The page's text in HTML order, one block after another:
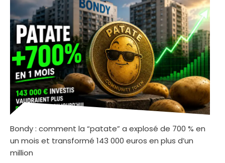
Bondy : comment la “patate” a explosé de 700 % en
un mois et transformé 143 000 euros en plus d’un
million